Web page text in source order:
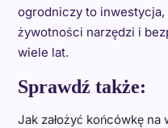
ogrodniczy to inwestycja,
żywotności narzędzi i
wiele lat.
Sprawdź także:
Jak założyć końcówkę na